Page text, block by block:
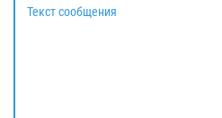
Текст сообщения